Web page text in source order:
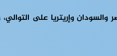
بالإنابة عن مصر والسودان